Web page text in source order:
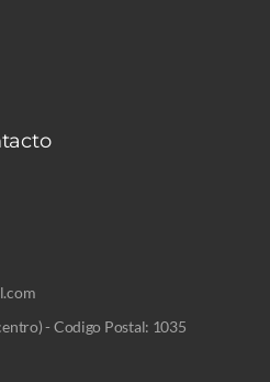
- Codigo Postal: 1035